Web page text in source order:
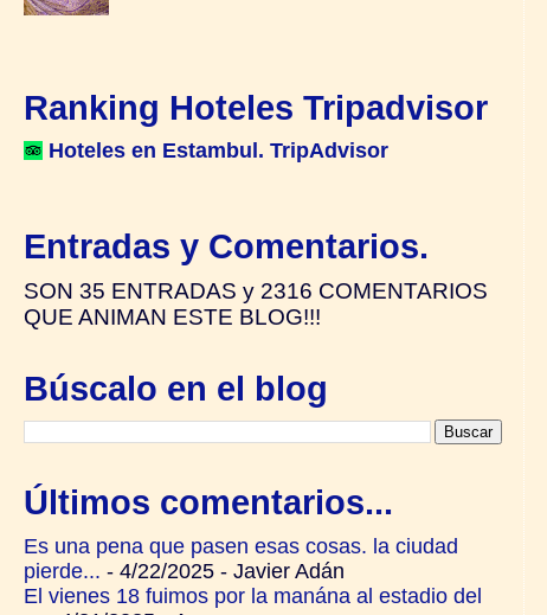
Ranking Hoteles Tripadvisor
Hoteles en Estambul. TripAdvisor
Entradas y Comentarios.
SON 35 ENTRADAS y 2316 COMENTARIOS
QUE ANIMAN ESTE BLOG!!!
Búscalo en el blog
Últimos comentarios...
Es una pena que pasen esas cosas. la ciudad
pierde... - 4/22/2025 - Javier Adán
El vienes 18 fuimos por la manána al estadio del